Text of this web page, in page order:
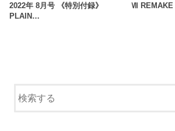
2022年 8月号 《特別付録》
PLAIN…
Ⅶ REMAKE